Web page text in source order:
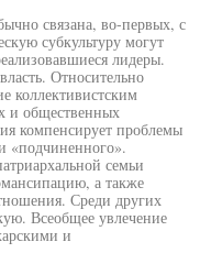
связана, во-первых, с
субкультуру могут
лидеры.
Относительно
коллективистским
и общественных
компенсирует проблемы
«подчиненного».
семьи
а также
Среди других
Всеобщее увлечение
и